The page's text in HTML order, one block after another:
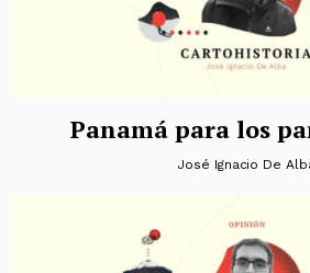
Panamá para los
José Ignacio De